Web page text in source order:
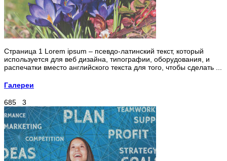
Страница 1 Lorem ipsum – псевдо-латинский текст, который
используется для веб дизайна, типографии, оборудования, и
распечатки вместо английского текста для того, чтобы сделать ...
Галереи
685 3